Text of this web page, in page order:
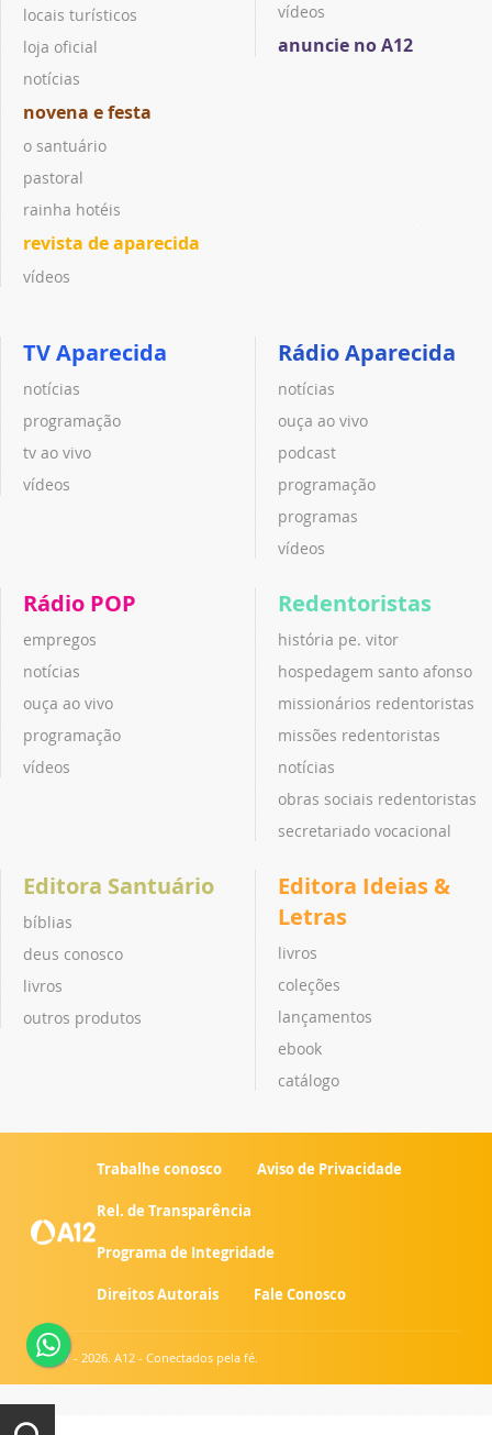
locais turísticos
loja oficial
notícias
novena e festa
o santuário
pastoral
rainha hotéis
revista de aparecida
vídeos
vídeos
anuncie no A12
TV Aparecida
notícias
programação
tv ao vivo
vídeos
Rádio Aparecida
notícias
ouça ao vivo
podcast
programação
programas
vídeos
Rádio POP
empregos
notícias
ouça ao vivo
programação
vídeos
Redentoristas
história pe. vitor
hospedagem santo afonso
missionários redentoristas
missões redentoristas
notícias
obras sociais redentoristas
secretariado vocacional
Editora Santuário
bíblias
deus conosco
livros
outros produtos
Editora Ideias &
Letras
livros
coleções
lançamentos
ebook
catálogo
Trabalhe conosco Aviso de Privacidade
Rel. de Transparência
Programa de Integridade
Direitos Autorais Fale Conosco
© 2007 - 2026. A12 - Conectados pela fé.